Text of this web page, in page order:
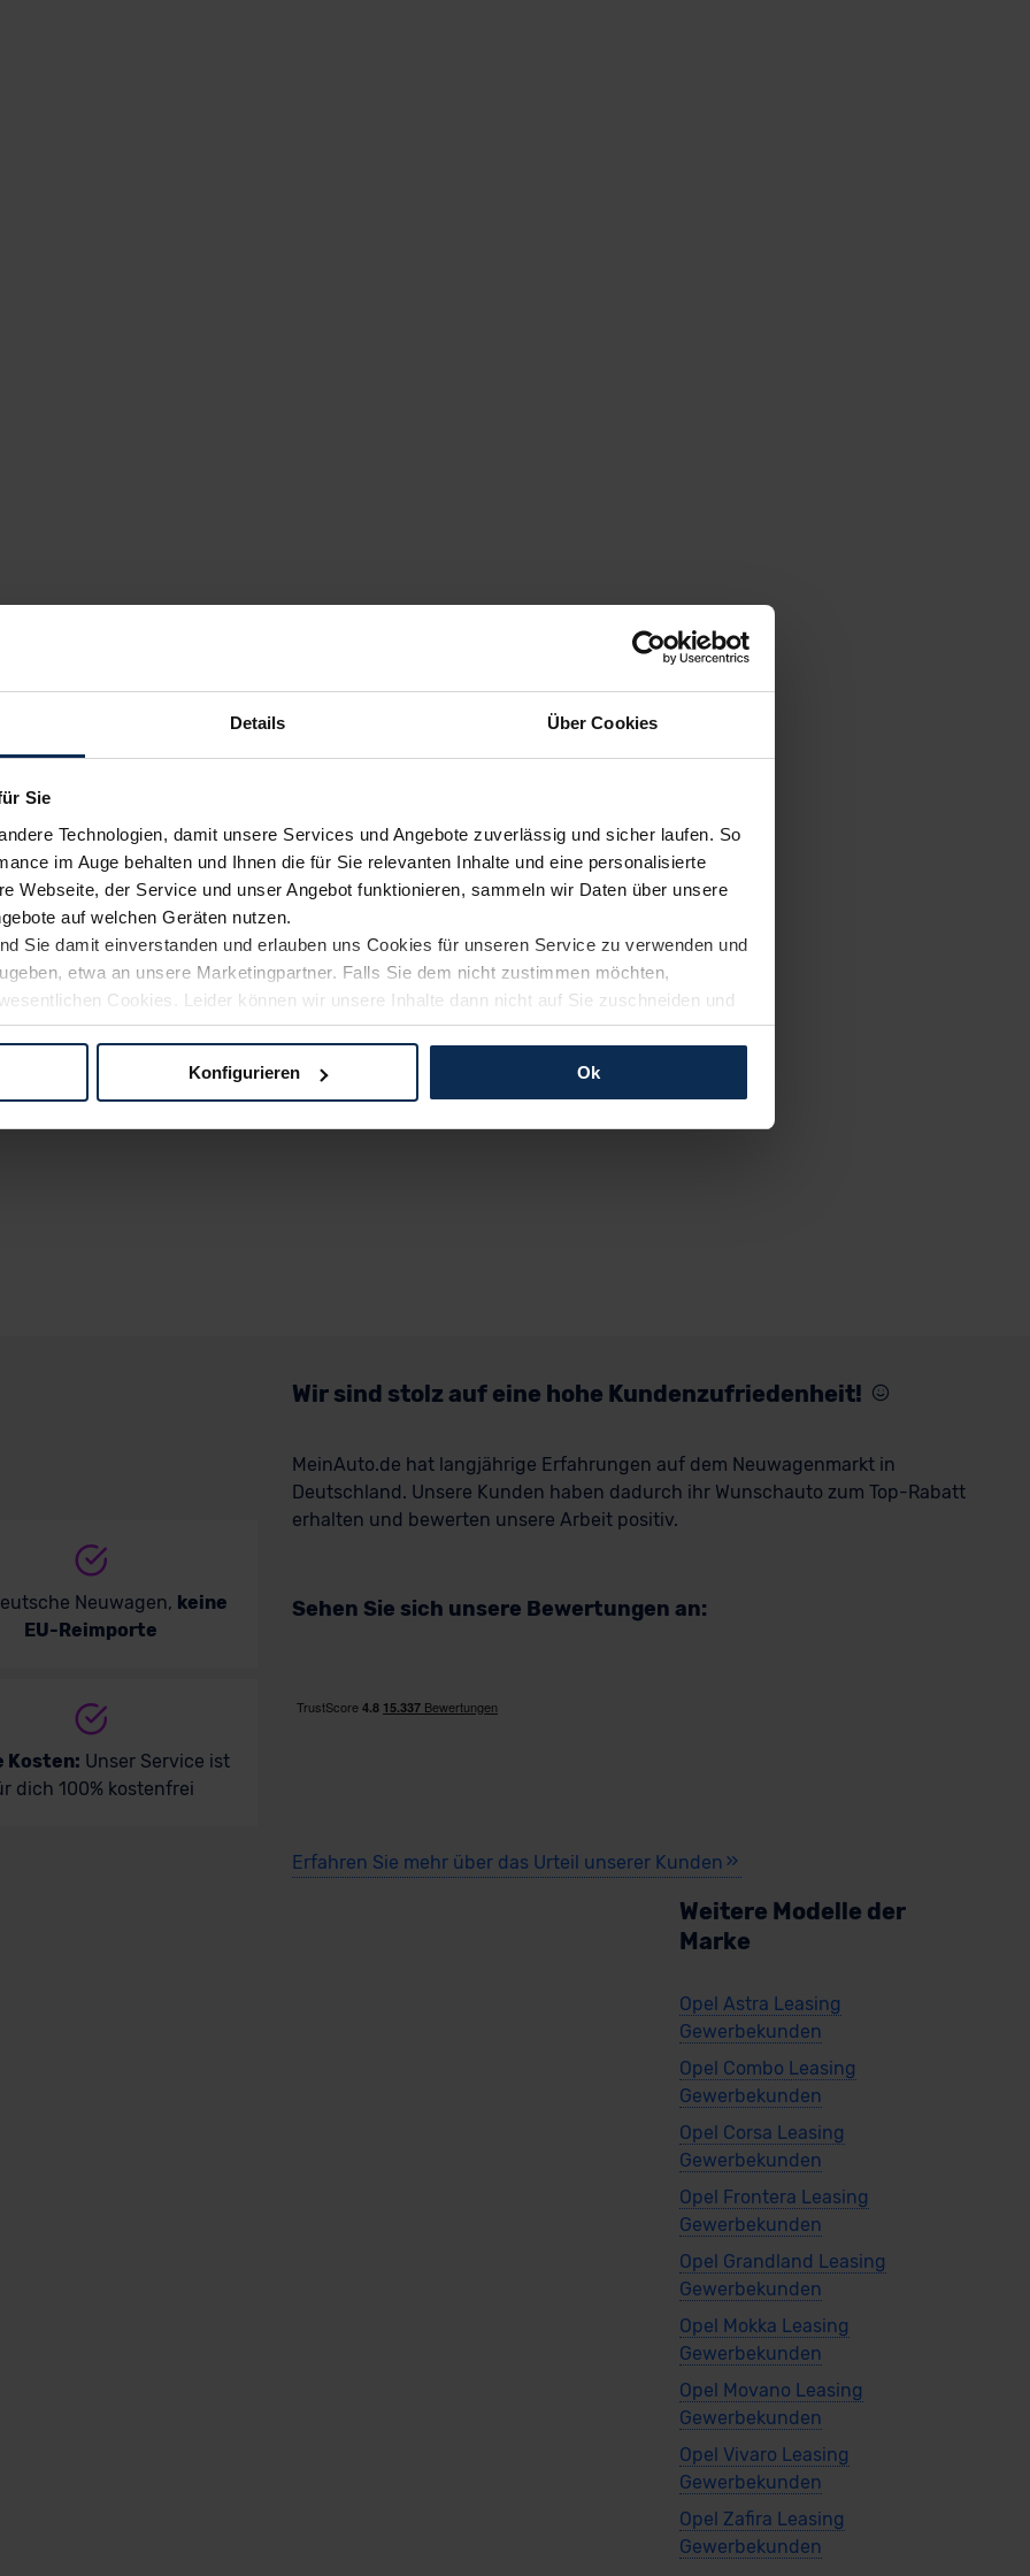
Details Über Cookies
Sie
Technologien, damit unsere Services und Angebote zuverlässig und sicher laufen. So
im Auge behalten und Ihnen die für Sie relevanten Inhalte und eine personalisierte
Webseite, der Service und unser Angebot funktionieren, sammeln wir Daten über unsere
auf welchen Geräten nutzen.
Sie damit einverstanden und erlauben uns Cookies für unseren Service zu verwenden und
etwa an unsere Marketingpartner. Falls Sie dem nicht zustimmen möchten,
Cookies. Leider können wir unsere Inhalte dann nicht auf Sie zuschneiden und
Weg zu Ihrem Neuwagen unterstützen. Sie können die Einstellungen jederzeit anpassen
Konfigurieren Ok
Neuwagen, keine
EU-Reimporte
Kosten: Unser Service ist
dich 100% kostenfrei
Wir sind stolz auf eine hohe Kundenzufriedenheit!
MeinAuto.de hat langjährige Erfahrungen auf dem Neuwagenmarkt in
Deutschland. Unsere Kunden haben dadurch ihr Wunschauto zum Top-Rabatt
erhalten und bewerten unsere Arbeit positiv.
Sehen Sie sich unsere Bewertungen an:
Erfahren Sie mehr über das Urteil unserer Kunden
Weitere Modelle der
Marke
Opel Astra Leasing
Gewerbekunden
Opel Combo Leasing
Gewerbekunden
Opel Corsa Leasing
Gewerbekunden
Opel Frontera Leasing
Gewerbekunden
Opel Grandland Leasing
Gewerbekunden
Opel Mokka Leasing
Gewerbekunden
Opel Movano Leasing
Gewerbekunden
Opel Vivaro Leasing
Gewerbekunden
Opel Zafira Leasing
Gewerbekunden